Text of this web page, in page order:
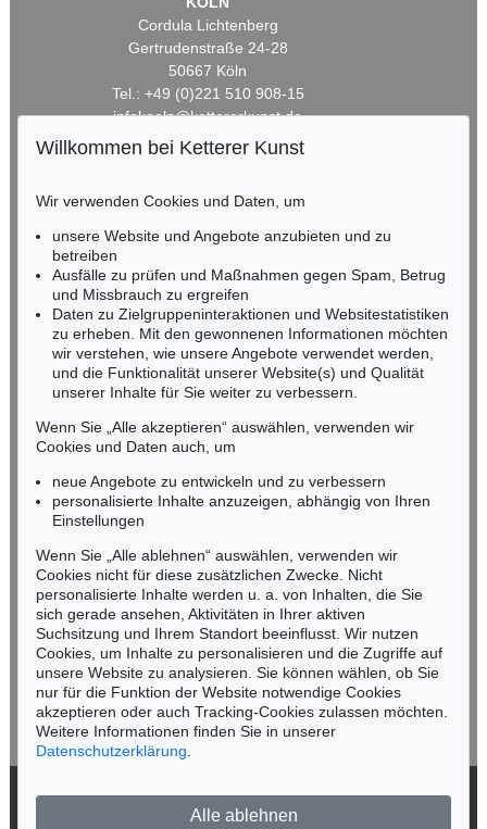
Cordula Lichtenberg
Gertrudenstraße 24-28
50667 Köln
Tel.: +49 (0)221 510 908-15
infokoeln@kettererkunst.de
HESSEN
Miriam Heß
Tel.: +49 (0)62 21 58 80-038
Fax: +49 (0)62 21 58 80-595
infoheidelberg@kettererkunst.de
NORDDEUTSCHLAND
Nico Kassel, M.A.
Mobil: +49 (0)171 8618661
n.kassel@kettererkunst.de
Keine Auktion mehr verpassen!
Wir informieren Sie rechtzeitig.
Jetzt zum Newsletter anmelden >
Willkommen bei Ketterer Kunst
Wir verwenden Cookies und Daten, um
unsere Website und Angebote anzubieten und zu
betreiben
Ausfälle zu prüfen und Maßnahmen gegen Spam, Betrug
und Missbrauch zu ergreifen
Daten zu Zielgruppeninteraktionen und Websitestatistiken
zu erheben. Mit den gewonnenen Informationen möchten
wir verstehen, wie unsere Angebote verwendet werden,
und die Funktionalität unserer Website(s) und Qualität
unserer Inhalte für Sie weiter zu verbessern.
Wenn Sie „Alle akzeptieren“ auswählen, verwenden wir
Cookies und Daten auch, um
neue Angebote zu entwickeln und zu verbessern
personalisierte Inhalte anzuzeigen, abhängig von Ihren
Einstellungen
Wenn Sie „Alle ablehnen“ auswählen, verwenden wir
Cookies nicht für diese zusätzlichen Zwecke. Nicht
personalisierte Inhalte werden u. a. von Inhalten, die Sie
sich gerade ansehen, Aktivitäten in Ihrer aktiven
Suchsitzung und Ihrem Standort beeinflusst. Wir nutzen
Cookies, um Inhalte zu personalisieren und die Zugriffe auf
unsere Website zu analysieren. Sie können wählen, ob Sie
nur für die Funktion der Website notwendige Cookies
akzeptieren oder auch Tracking-Cookies zulassen möchten.
Weitere Informationen finden Sie in unserer
Datenschutzerklärung
Alle ablehnen